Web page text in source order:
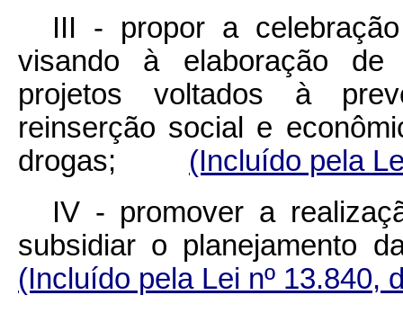
III - propor a
visando à elaboração de
projetos voltados à
reinserção social e
drogas; (Incluído pela
IV - promover a
subsidiar o
(Incluído pela Lei nº 13.840,